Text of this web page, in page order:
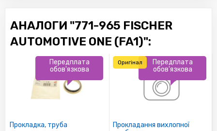
АНАЛОГИ "771-965 FISCHER
AUTOMOTIVE ONE (FA1)":
Прокладка, труба
Передплата
обов'язкова
Прокладання вихлопної
Передплата
обов'язкова
Оригінал